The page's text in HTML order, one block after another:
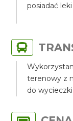
posiadać
terenowy z
do